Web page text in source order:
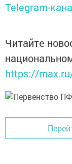
Telegram-
Читайте
https://